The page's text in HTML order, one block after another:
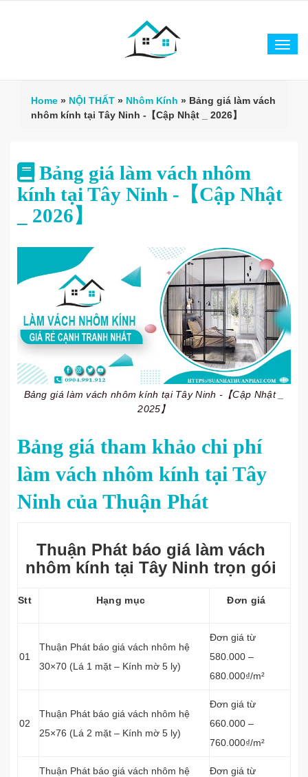
Home » NỘI THẤT » Nhôm Kính » Bảng giá làm vách
nhôm kính tại Tây Ninh -【Cập Nhật _ 2026】
Bảng giá làm vách nhôm
kính tại Tây Ninh -【Cập Nhật
_ 2026】
Bảng giá làm vách nhôm kính tại Tây Ninh -【Cập Nhật _
2025】
Bảng giá tham khảo chi phí
làm vách nhôm kính tại Tây
Ninh của Thuận Phát
Thuận Phát báo giá làm vách
nhôm kính tại Tây Ninh trọn gói
Stt Hạng mục Đơn giá
01
Thuận Phát báo giá vách nhôm hệ
30×70 (Lá 1 mặt – Kính mờ 5 ly)
Đơn giá từ
580.000 –
680.000₫/m²
02
Thuận Phát báo giá vách nhôm hệ
25×76 (Lá 2 mặt – Kính mờ 5 ly)
Đơn giá từ
660.000 –
760.000₫/m²
Thuận Phát báo giá vách nhôm hệ
Đơn giá từ